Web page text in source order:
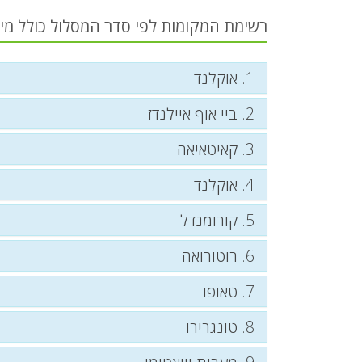
רשימת המקומות לפי סדר המסלול כולל
1. אוקלנד
2. ביי אוף איילנדז
3. קאיטאיאה
4. אוקלנד
5. קורומנדל
6. רוטורואה
7. טאופו
8. טונגרירו